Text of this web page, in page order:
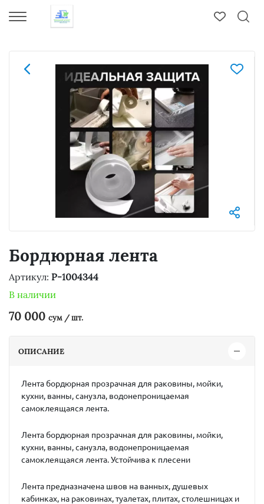
Бордюрная лента
Артикул: P-1004344
В наличии
70 000 сум / шт.
ОПИСАНИЕ
Лента бордюрная прозрачная для раковины, мойки,
кухни, ванны, санузла, водонепроницаемая
самоклеящаяся лента.
Лента бордюрная прозрачная для раковины, мойки,
кухни, ванны, санузла, водонепроницаемая
самоклеящаяся лента. Устойчива к плесени
Лента предназначена швов на ванных, душевых
кабинках, на раковинах, туалетах, плитах, столешницах и